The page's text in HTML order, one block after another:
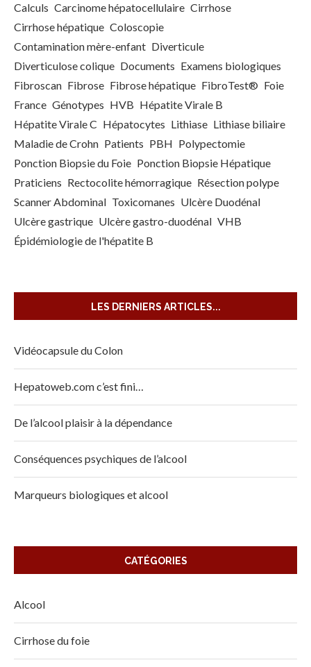
Calculs Carcinome hépatocellulaire Cirrhose
Cirrhose hépatique Coloscopie
Contamination mère-enfant Diverticule
Diverticulose colique Documents Examens biologiques
Fibroscan Fibrose Fibrose hépatique FibroTest® Foie
France Génotypes HVB Hépatite Virale B
Hépatite Virale C Hépatocytes Lithiase Lithiase biliaire
Maladie de Crohn Patients PBH Polypectomie
Ponction Biopsie du Foie Ponction Biopsie Hépatique
Praticiens Rectocolite hémorragique Résection polype
Scanner Abdominal Toxicomanes Ulcère Duodénal
Ulcère gastrique Ulcère gastro-duodénal VHB
Épidémiologie de l'hépatite B
LES DERNIERS ARTICLES...
Vidéocapsule du Colon
Hepatoweb.com c’est fini…
De l’alcool plaisir à la dépendance
Conséquences psychiques de l’alcool
Marqueurs biologiques et alcool
CATÉGORIES
Alcool
Cirrhose du foie